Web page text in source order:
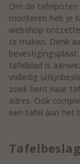
Om de
monteren heb je
webshop
te maken. Denk
tafelblad is
volledig
zoek bent naar
adres. Ook
een tafel aan het